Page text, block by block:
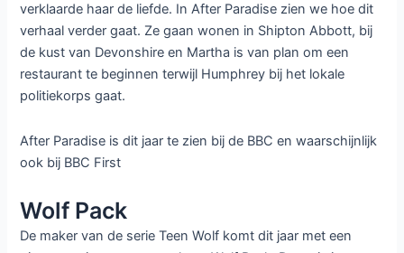
verklaarde haar de liefde. In After Paradise zien we hoe dit
verhaal verder gaat. Ze gaan wonen in Shipton Abbott, bij
de kust van Devonshire en Martha is van plan om een
restaurant te beginnen terwijl Humphrey bij het lokale
politiekorps gaat.
After Paradise is dit jaar te zien bij de BBC en waarschijnlijk
ook bij BBC First
Wolf Pack
De maker van de serie Teen Wolf komt dit jaar met een